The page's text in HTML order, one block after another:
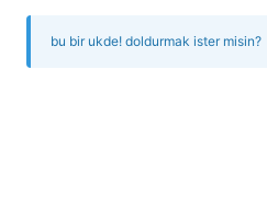
bu bir ukde! doldurmak ister misin?